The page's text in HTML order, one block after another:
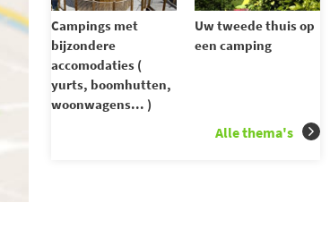
Campings met
bijzondere
accomodaties (
yurts, boomhutten,
woonwagens... )
Uw tweede thuis op
een camping
Alle thema's